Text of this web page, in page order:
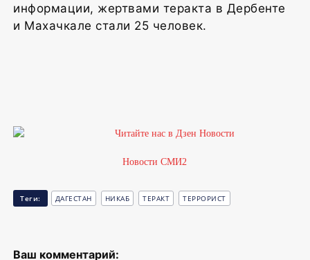
информации, жертвами теракта в Дербенте
и Махачкале стали 25 человек.
Новости СМИ2
Теги: ДАГЕСТАН НИКАБ ТЕРАКТ ТЕРРОРИСТ
Ваш комментарий: